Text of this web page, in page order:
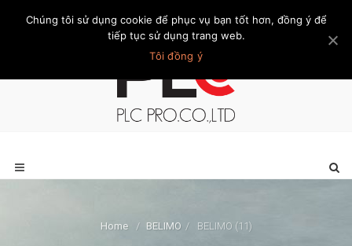
Trang chủ Giới thiệu Khách hàng Liên hệ Thành viên
Home / BELIMO / BELIMO (11)
Chúng tôi sử dụng cookie để phục vụ bạn tốt hơn, đồng ý để
tiếp tục sử dụng trang web.
Tôi đồng ý